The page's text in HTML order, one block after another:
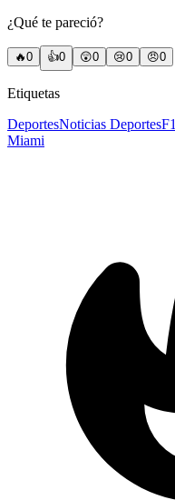
¿Qué te pareció?
🔥0 👍0 😲0 😢0 😠0
Etiquetas
DeportesNoticias DeportesF1
Miami